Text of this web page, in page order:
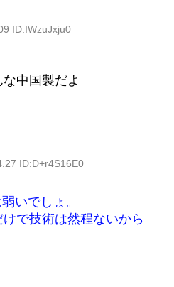
ID:IWzuJxju0
中国製だよ
ID:D+r4S16E0
いでしょ。
で技術は然程ないから